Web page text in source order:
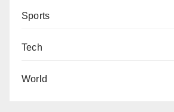
Sports
Tech
World